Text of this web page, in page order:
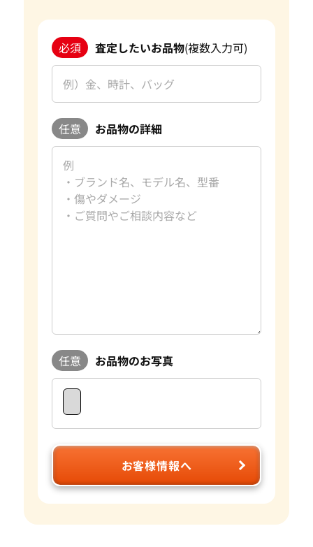
必須 査定したいお品物(複数入力可)
任意 お品物の詳細
任意 お品物のお写真
お客様情報へ